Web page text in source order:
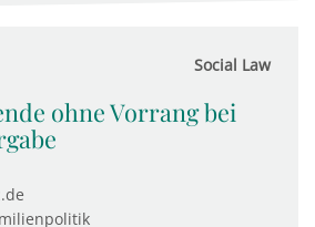
Social Law
ohne Vorrang bei